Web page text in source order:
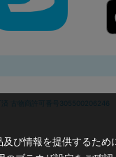
済 古物商許可番号305500206246
び情報を提供するため